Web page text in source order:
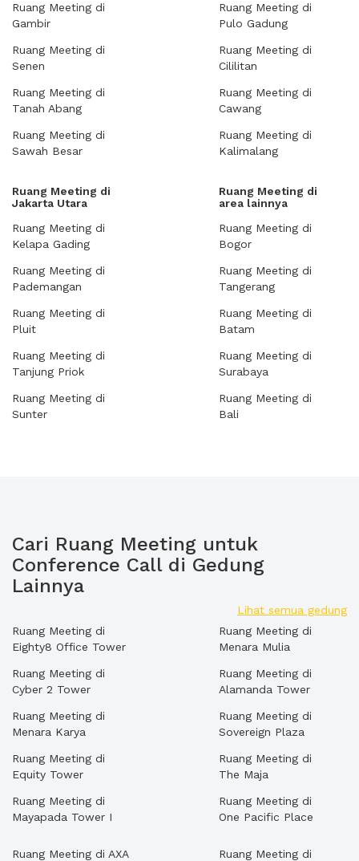
Ruang Meeting di
Gambir
Ruang Meeting di
Senen
Ruang Meeting di
Tanah Abang
Ruang Meeting di
Sawah Besar
Ruang Meeting di
Pulo Gadung
Ruang Meeting di
Cililitan
Ruang Meeting di
Cawang
Ruang Meeting di
Kalimalang
Ruang Meeting di
Jakarta Utara
Ruang Meeting di
Kelapa Gading
Ruang Meeting di
Pademangan
Ruang Meeting di
Pluit
Ruang Meeting di
Tanjung Priok
Ruang Meeting di
Sunter
Ruang Meeting di
area lainnya
Ruang Meeting di
Bogor
Ruang Meeting di
Tangerang
Ruang Meeting di
Batam
Ruang Meeting di
Surabaya
Ruang Meeting di
Bali
Cari Ruang Meeting untuk
Conference Call di Gedung
Lainnya
Lihat semua gedung
Ruang Meeting di
Eighty8 Office Tower
Ruang Meeting di
Cyber 2 Tower
Ruang Meeting di
Menara Karya
Ruang Meeting di
Equity Tower
Ruang Meeting di
Mayapada Tower I
Ruang Meeting di
Menara Mulia
Ruang Meeting di
Alamanda Tower
Ruang Meeting di
Sovereign Plaza
Ruang Meeting di
The Maja
Ruang Meeting di
One Pacific Place
Ruang Meeting di AXA Ruang Meeting di